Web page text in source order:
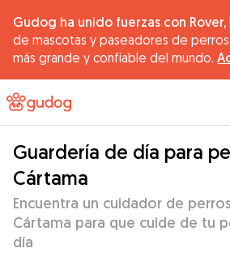
Gudog ha unido fuerzas con Rover,
de mascotas y paseadores de
más grande y confiable del mundo.
Guardería de día para
Cártama
Encuentra un cuidador de
Cártama para que cuide de tu
día